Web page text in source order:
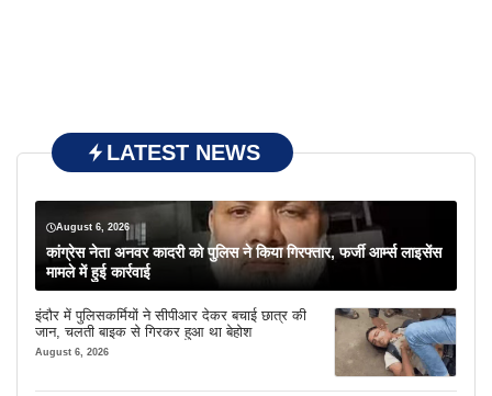
LATEST NEWS
August 6, 2026
कांग्रेस नेता अनवर कादरी को पुलिस ने किया गिरफ्तार, फर्जी आर्म्स लाइसेंस
मामले में हुई कार्रवाई
इंदौर में पुलिसकर्मियों ने सीपीआर देकर बचाई छात्र की
जान, चलती बाइक से गिरकर हुआ था बेहोश
August 6, 2026